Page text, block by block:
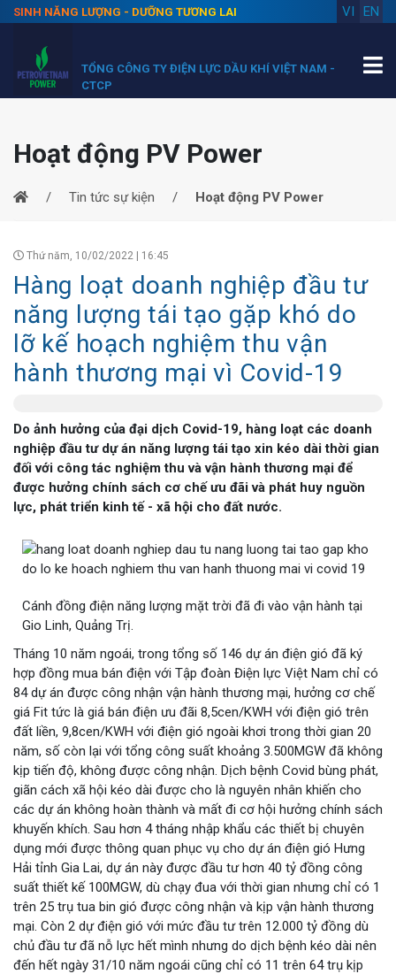
SINH NĂNG LƯỢNG - DƯỠNG TƯƠNG LAI EN
VI
TỔNG CÔNG TY ĐIỆN LỰC DẦU KHÍ VIỆT NAM -
CTCP
Hoạt động PV Power
Tin tức sự kiện Hoạt động PV Power
Thứ năm, 10/02/2022 | 16:45
Hàng loạt doanh nghiệp đầu tư
năng lượng tái tạo gặp khó do
lỡ kế hoạch nghiệm thu vận
hành thương mại vì Covid-19
Do ảnh hưởng của đại dịch Covid-19, hàng loạt các doanh
nghiệp đầu tư dự án năng lượng tái tạo xin kéo dài thời gian
đối với công tác nghiệm thu và vận hành thương mại để
được hưởng chính sách cơ chế ưu đãi và phát huy nguồn
lực, phát triển kinh tế - xã hội cho đất nước.
Cánh đồng điện năng lượng mặt trời đã đi vào vận hành tại
Gio Linh, Quảng Trị.
Tháng 10 năm ngoái, trong tổng số 146 dự án điện gió đã ký
hợp đồng mua bán điện với Tập đoàn Điện lực Việt Nam chỉ có
84 dự án được công nhận vận hành thương mại, hưởng cơ chế
giá Fit tức là giá bán điện ưu đãi 8,5cen/KWH với điện gió trên
đất liền, 9,8cen/KWH với điện gió ngoài khơi trong thời gian 20
năm, số còn lại với tổng công suất khoảng 3.500MGW đã không
kịp tiến độ, không được công nhận. Dịch bệnh Covid bùng phát,
giãn cách xã hội kéo dài được cho là nguyên nhân khiến cho
các dự án không hoàn thành và mất đi cơ hội hưởng chính sách
khuyến khích. Sau hơn 4 tháng nhập khẩu các thiết bị chuyên
dụng mới được thông quan phục vụ cho dự án điện gió Hưng
Hải tỉnh Gia Lai, dự án này được đầu tư hơn 40 tỷ đồng công
suất thiết kế 100MGW, dù chạy đua với thời gian nhưng chỉ có 1
trên 25 trụ tua bin gió được công nhận và kịp vận hành thương
mại. Còn 2 dự điện gió với mức đầu tư trên 12.000 tỷ đồng dù
chủ đầu tư đã nỗ lực hết mình nhưng do dịch bệnh kéo dài nên
đến hết ngày 31/10 năm ngoái cũng chỉ có 11 trên 64 trụ kịp